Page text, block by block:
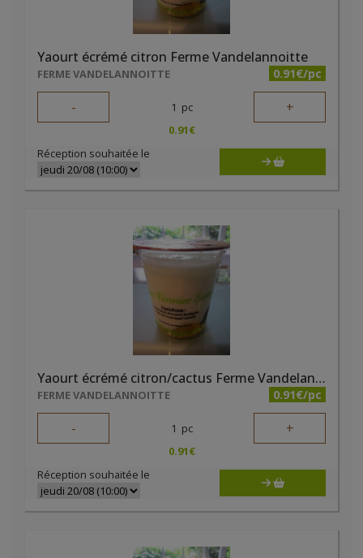
Yaourt écrémé citron Ferme Vandelannoitte
FERME VANDELANNOITTE 0.91€/pc
- 1 pc +
0.91€
Réception souhaitée le
Yaourt écrémé citron/cactus Ferme Vandelannoitte
FERME VANDELANNOITTE 0.91€/pc
- 1 pc +
0.91€
Réception souhaitée le